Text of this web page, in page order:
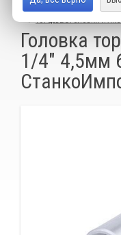
КАТАЛОГ ТОВАРОВ
Головка
1/4" 4,5мм